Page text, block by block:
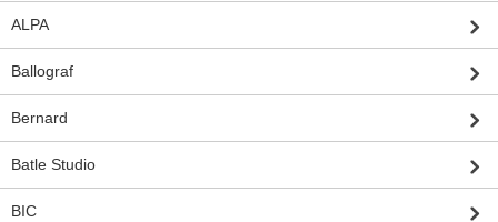
ALPA
Ballograf
Bernard
Batle Studio
BIC